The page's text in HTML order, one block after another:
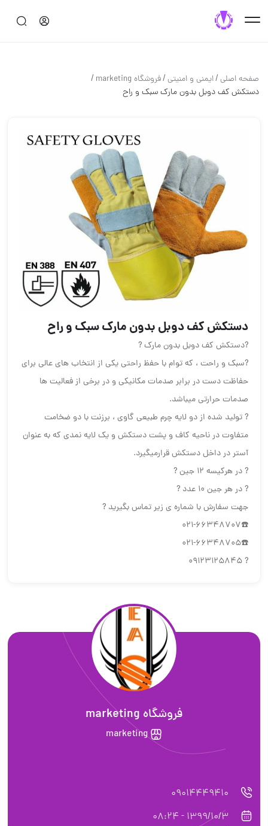
صفحه اصلی/ایمنی و امنیتی/فروشگاه marketing /
دستکش کف دوبل بدون مارک سبک و راح
دستکش کف دوبل بدون مارک سبک و راح
?دستکش کف دوبل بدون مارک ?
?سبک و راحت ، که توام با حفظ راحتی یکی از انتخاب های عالی برای
حفاظت دست در برابر صدمات مکانیکی و در برخی از فعالیت ها
صدمات حرارتی میباشد.
?‌ تولید شده از دو لایه چرم طبیعی گاوی ، برزنت با دو ضخامت
متفاوت در ناحیه کاف و پشت دستکش و یک لایه نمدی که به عنوان
آستر در داخل دستکش قرارمیگیرد.
? در هرکیسه ۱۲ جین ?
? در هر جین ۱۰ عدد ?
جهت سفارش با شماره ی زیر تماس بگیرید ?
☎️021-66348707
☎️021-66348705
? 09123125845
فروشگاه marketing
marketing
09014449410
1399/10/3 - 08:24